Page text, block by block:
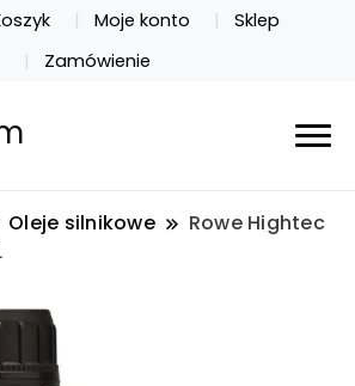
Moje konto
Sklep
Zamówienie
Oleje silnikowe
Rowe Hightec